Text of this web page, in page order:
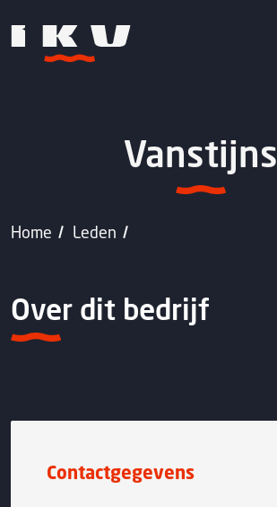
Vanstijns
Home Leden
Over dit bedrijf
Contactgegevens